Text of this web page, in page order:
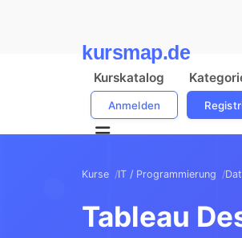
kursmap.de
Kurskatalog
Anmelden
Kurse IT / Programmierung
Tableau